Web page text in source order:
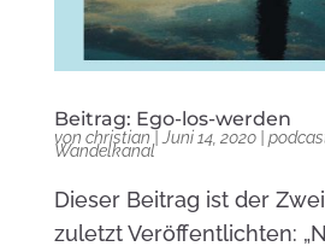
Beitrag: Ego-los-werden
von christian | Juni 14, 2020|
Wandelkanal
Dieser Beitrag ist der
zuletzt Veröffentlichten: